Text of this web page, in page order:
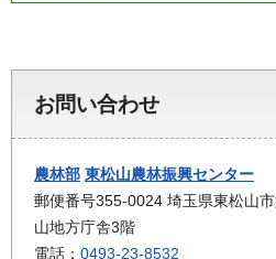
お問い合わせ
農林部 東松山農林振興センター
郵便番号355-0024 埼玉県東松山
山地方庁舎3階
電話： 0493-23-8532